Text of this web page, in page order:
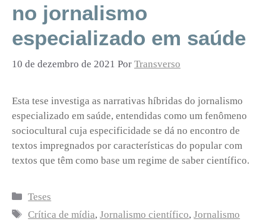
no jornalismo
especializado em saúde
10 de dezembro de 2021 Por Transverso
Esta tese investiga as narrativas híbridas do jornalismo
especializado em saúde, entendidas como um fenômeno
sociocultural cuja especificidade se dá no encontro de
textos impregnados por características do popular com
textos que têm como base um regime de saber científico.
Categorias
Teses
Tags
Crítica de mídia,Jornalismo científico,Jornalismo